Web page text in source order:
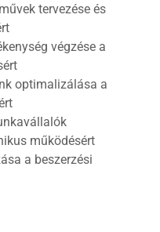
tervezése és
végzése a
optimalizálása a
működésért
a beszerzési